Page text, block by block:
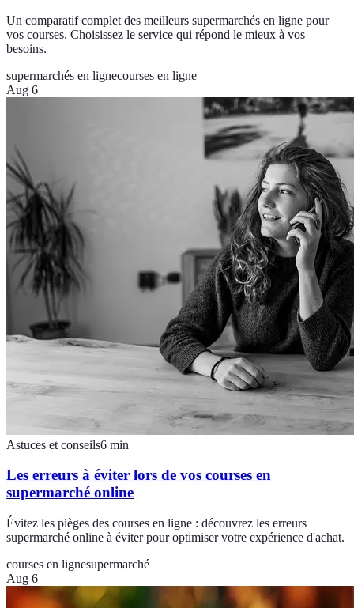
Un comparatif complet des meilleurs supermarchés en ligne pour
vos courses. Choisissez le service qui répond le mieux à vos
besoins.
supermarchés en lignecourses en ligne
Aug 6
Astuces et conseils6 min
Les erreurs à éviter lors de vos courses en
supermarché online
Évitez les pièges des courses en ligne : découvrez les erreurs
supermarché online à éviter pour optimiser votre expérience d'achat.
courses en lignesupermarché
Aug 6